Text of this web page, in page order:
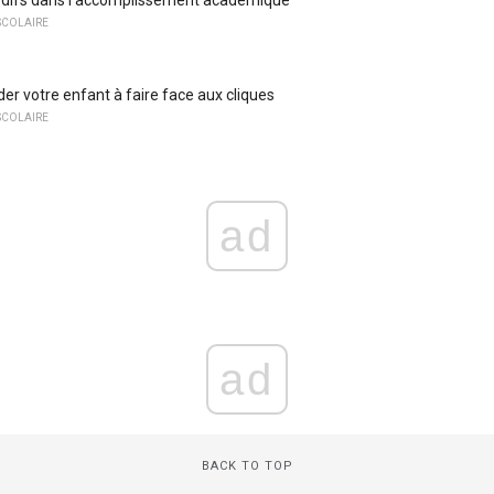
votre enfant à faire face aux cliques
ad
ad
BACK TO TOP